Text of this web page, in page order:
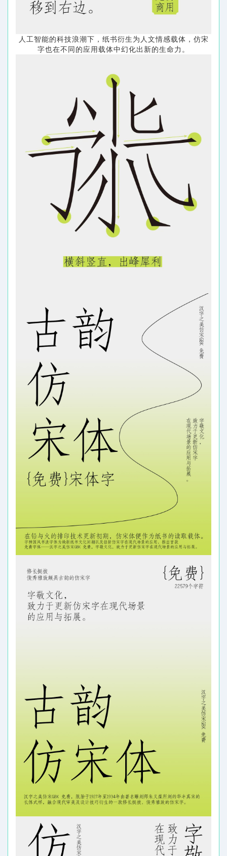
人工智能的科技浪潮下，纸书衍生为人文情感载体，仿宋
字也在不同的应用载体中幻化出新的生命力。